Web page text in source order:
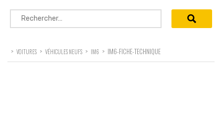
Rechercher :
> VOITURES > VÉHICULES NEUFS > IM6 > IM6-FICHE-TECHNIQUE